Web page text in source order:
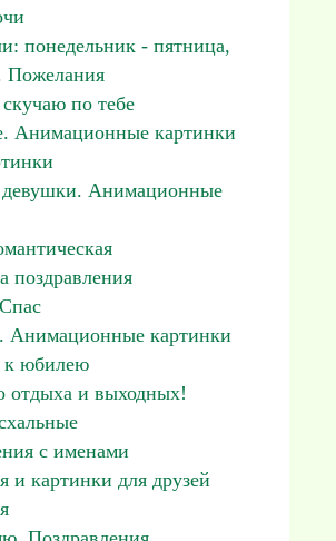
понедельник - пятница,
Пожелания
по тебе
Анимационные картинки
Анимационные
поздравления
Анимационные картинки
к юбилею
отдыха и выходных!
с именами
и картинки для друзей